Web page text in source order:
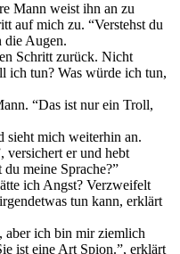
Mann weist ihn an zu
auf mich zu. “Verstehst du
die Augen.
Schritt zurück. Nicht
ich tun? Was würde ich tun,
“Das ist nur ein Troll,
sieht mich weiterhin an.
er und hebt
meine Sprache?”
ich Angst? Verzweifelt
tun kann, erklärt
aber ich bin mir ziemlich
ist eine Art Spion.”, erklärt